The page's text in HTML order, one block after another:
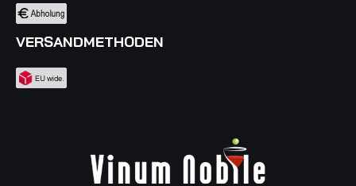
VERSANDMETHODEN